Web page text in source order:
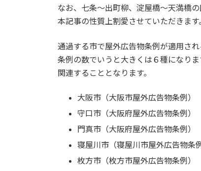
なお、七条～出町柳、淀屋橋～天満橋
本記事の性質上割愛させていただきます
通過する市で屋外広告物条例が適用され
条例の数でいうと大きくは６種になり
関連することとなります。
大阪市（大阪市屋外広告物条例）
守口市（大阪府屋外広告物条例）
門真市（大阪府屋外広告物条例）
寝屋川市（寝屋川市屋外広告物条例
枚方市（枚方市屋外広告物条例）